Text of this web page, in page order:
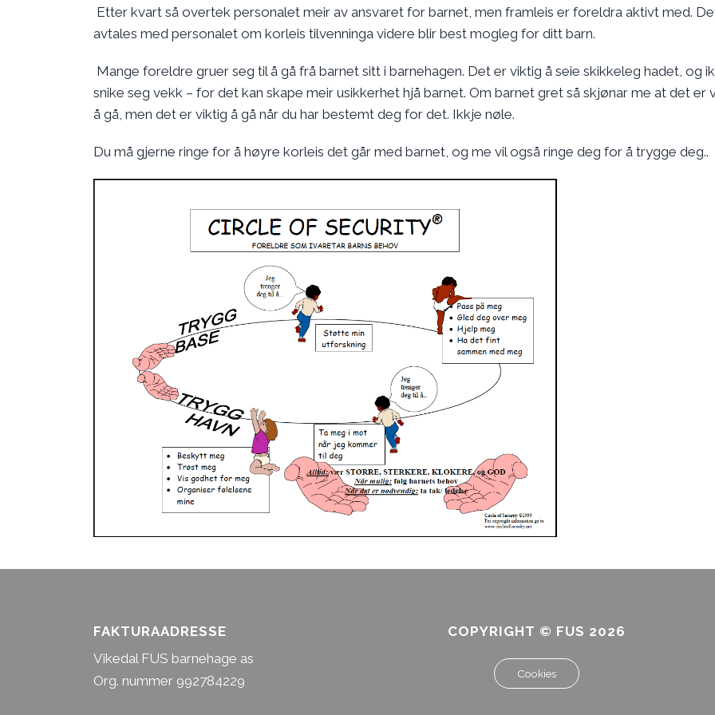
Etter kvart så overtek personalet meir av ansvaret for barnet, men framleis er foreldra aktivt med.
avtales med personalet om korleis tilvenninga videre blir best mogleg for ditt barn.
Mange foreldre gruer seg til å gå frå barnet sitt i barnehagen. Det er viktig å seie skikkeleg hadet, og
snike seg vekk – for det kan skape meir usikkerhet hjå barnet. Om barnet gret så skjønar me at det er
å gå, men det er viktig å gå når du har bestemt deg for det. Ikkje nøle.
Du må gjerne ringe for å høyre korleis det går med barnet, og me vil også ringe deg for å trygge deg..
FAKTURAADRESSE
Vikedal FUS barnehage as
Org. nummer 992784229
COPYRIGHT © FUS 2026
Cookies